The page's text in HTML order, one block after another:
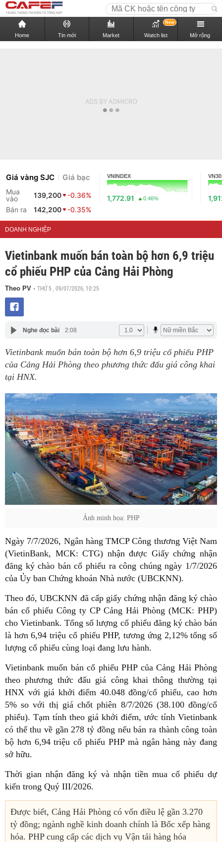
Home Tin mới Market Watch list
New
Mở rộng
Giá vàng SJC Giá bạc
Mua
vào
139,200
-0.36%
Bán ra
142,200 -0.35%
VNINDEX
1,772.91 0.46%
VN30
DOANH NGHIỆP
Vietinbank muốn bán toàn bộ hơn 6,9 triệu
cổ phiếu PHP của Cảng Hải Phòng
Theo PV - THỨ 5 , 09/07/2026, 10:25
Nghe đọc bài 2:08
Vietinbank muốn bán toàn bộ hơn 6,9 triệu cổ phiếu PHP
của Cảng Hải Phòng theo phương thức đấu giá công khai
tại HNX.
Ảnh minh họa: PHP
Ngày 7/7/2026, Ngân hàng TMCP Công thương Việt Nam
(VietinBank, MCK: CTG) nhận được Giấy chứng nhận
đăng ký chào bán cổ phiếu ra công chúng ngày 1/7/2026
của Ủy ban Chứng khoán Nhà nước (UBCKNN).
Theo đó, UBCKNN đã cấp giấy chứng nhận đăng ký chào
bán cổ phiếu Công ty CP Cảng Hải Phòng (MCK: PHP)
cho Vietinbank. Tổng số lượng cổ phiếu đăng ký chào bán
là hơn 6,94 triệu cổ phiếu PHP, tương ứng 2,12% tổng số
lượng cổ phiếu cùng loại đang lưu hành.
Vietinbank muốn bán cổ phiếu PHP của Cảng Hải Phòng
theo phương thức đấu giá công khai thông thường tại
HNX với giá khởi điểm 40.048 đồng/cổ phiếu, cao hơn
5% so với thị giá chốt phiên 8/7/2026 (38.100 đồng/cổ
phiếu). Tạm tính theo giá khởi điểm, ước tính Vietinbank
có thể thu về gần 278 tỷ đồng nếu bán ra thành công toàn
bộ hơn 6,94 triệu cổ phiếu PHP mà ngân hàng này đang
sở hữu.
Thời gian nhận đăng ký và nhận tiền mua cổ phiếu dự
kiến trong Quý III/2026.
Được biết, Cảng Hải Phòng có vốn điều lệ gần 3.270
tỷ đồng; ngành nghề kinh doanh chính là Bốc xếp hàng
hóa. PHP cung cấp các dịch vụ Vận tải hàng hóa